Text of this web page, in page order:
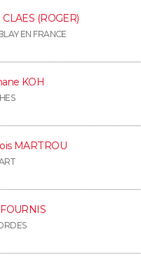
CLAES (ROGER)
EN FRANCE
KOH
MARTROU